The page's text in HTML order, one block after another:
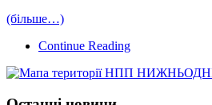
(більше…)
Continue Reading